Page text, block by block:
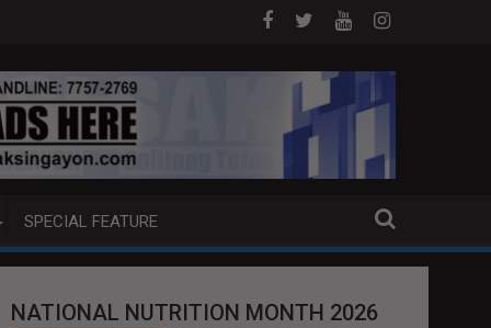
UPSKILLING PARA SA 'JOBS OF THE FUTURE'
CIVIL SERVICE EXAM KINANSELA SA
SPECIAL FEATURE
NATIONAL NUTRITION MONTH 2026